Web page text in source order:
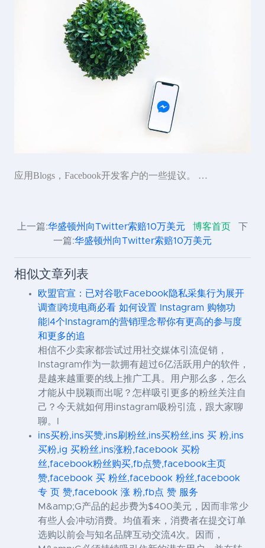
应用Blogs，Facebook开发客户的一些提议。 …
上一篇:华盛顿州向Twitter索赔10万美元 博客首页
下
一篇:华盛顿州向Twitter索赔10万美元
相似文章列表
欧盟官宣：已对谷歌Facebook隐私采集行为展开
调查|跨境电商必看 如何设置 Instagram 购物功
能|4个Instagram的营销理念帮你有更高的参与度
和更多的追
相信不少卖家都尝试过用社交媒体引流促销，
Instagram作为一款拥有超过6亿活跃用户的软件，
是越来越重要的线上推广工具。用户那么多，怎么
才能从中脱颖而出呢？怎样吸引更多的粉丝关注自
己？今天就如何用instagram吸粉引流，跟大家聊
聊。I
ins买粉,ins买赞,ins刷粉丝,ins买粉丝,ins 买 粉,ins
买粉,ig 买粉丝,ins涨粉,facebook 买粉
丝,facebook粉丝购买,fb点赞,facebook主页
赞,facebook 买 粉丝,facebook 粉丝,facebook
专 页 赞,facebook 涨 粉,fb点 赞 服务
M&amp;G产品的起步费为$400美元，因而非常少
有些人会冲动消费。均值看来，消费者在提交订单
选购以前会与知名品牌互动交流4次。因而，